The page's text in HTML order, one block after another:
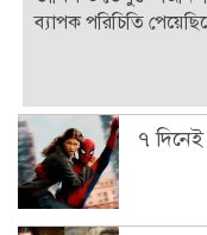
ব্যাপক পরিচিতি
৭